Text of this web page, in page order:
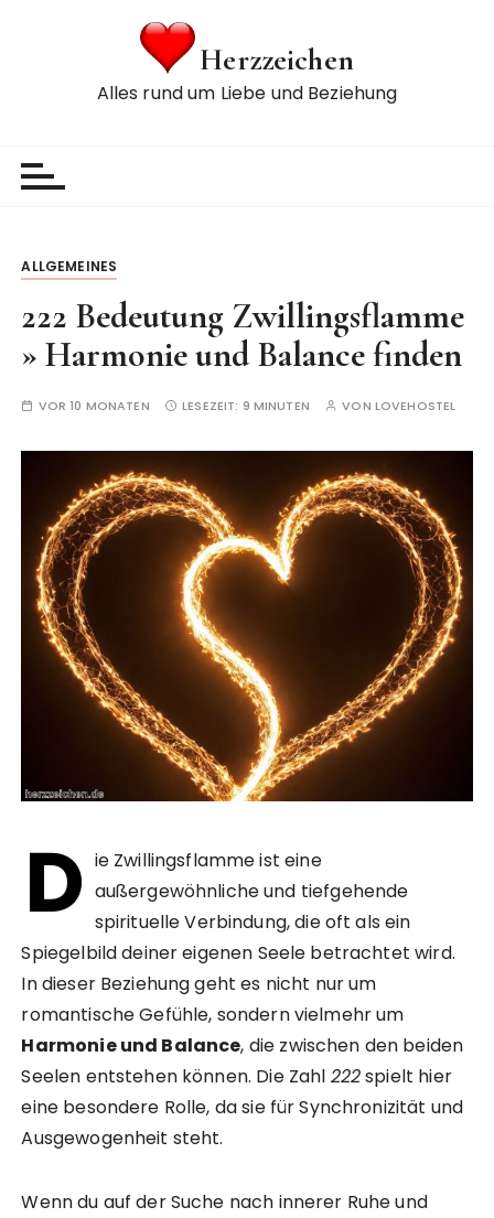
Herzzeichen
Alles rund um Liebe und Beziehung
ALLGEMEINES
222 Bedeutung Zwillingsflamme
» Harmonie und Balance finden
VOR 10 MONATEN LESEZEIT: 9 MINUTEN VON LOVEHOSTEL
D ie Zwillingsflamme ist eine
außergewöhnliche und tiefgehende
spirituelle Verbindung, die oft als ein
Spiegelbild deiner eigenen Seele betrachtet wird.
In dieser Beziehung geht es nicht nur um
romantische Gefühle, sondern vielmehr um
Harmonie und Balance, die zwischen den beiden
Seelen entstehen können. Die Zahl 222spielt hier
eine besondere Rolle, da sie für Synchronizität und
Ausgewogenheit steht.
Wenn du auf der Suche nach innerer Ruhe und